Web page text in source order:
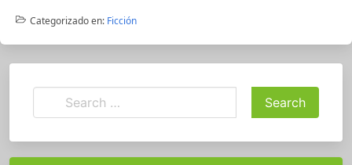
Categorizado en: Ficción